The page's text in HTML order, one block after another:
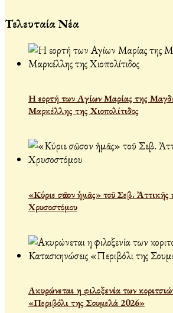
Τελευταία Νέα
Η εορτή των Αγίων Μαρίας της
Μαρκέλλης της Χιοπολίτιδος
«Κύριε σῶσον ἡμᾶς» τοῦ Σεβ. Ἀττικῆς
Χρυσοστόμου
Ακυρώνεται η φιλοξενία των
«Περιβόλι της Σουμελά 2026»